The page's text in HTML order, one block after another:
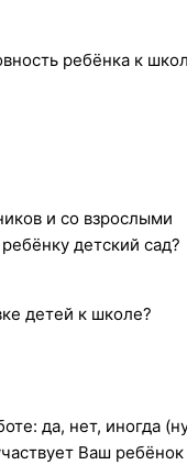
ребёнка к
и со взрослыми
детский сад?
детей к школе?
да, нет, иногда
Ваш ребёнок